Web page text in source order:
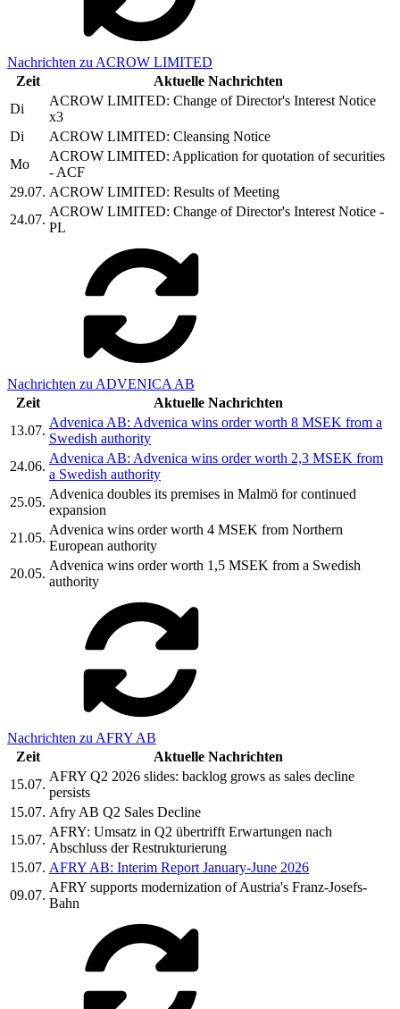
Nachrichten zu ACROW LIMITED
Zeit
Aktuelle Nachrichten
Di
ACROW LIMITED: Change of Director's Interest Notice
x3
Di
ACROW LIMITED: Cleansing Notice
Mo
ACROW LIMITED: Application for quotation of securities
- ACF
29.07. ACROW LIMITED: Results of Meeting
24.07.
ACROW LIMITED: Change of Director's Interest Notice -
PL
Nachrichten zu ADVENICA AB
Zeit
Aktuelle Nachrichten
13.07.
Advenica AB: Advenica wins order worth 8 MSEK from a
Swedish authority
24.06.
Advenica AB: Advenica wins order worth 2,3 MSEK from
a Swedish authority
25.05.
Advenica doubles its premises in Malmö for continued
expansion
21.05.
Advenica wins order worth 4 MSEK from Northern
European authority
20.05.
Advenica wins order worth 1,5 MSEK from a Swedish
authority
Nachrichten zu AFRY AB
Zeit
Aktuelle Nachrichten
15.07.
AFRY Q2 2026 slides: backlog grows as sales decline
persists
15.07. Afry AB Q2 Sales Decline
15.07.
AFRY: Umsatz in Q2 übertrifft Erwartungen nach
Abschluss der Restrukturierung
15.07. AFRY AB: Interim Report January-June 2026
09.07.
AFRY supports modernization of Austria's Franz-Josefs-
Bahn